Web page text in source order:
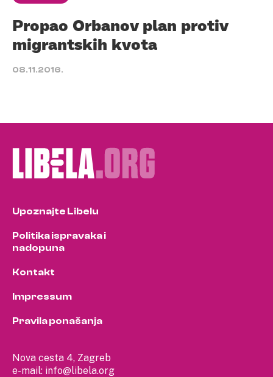
Propao Orbanov plan protiv
migrantskih kvota
08.11.2016.
Nova cesta 4, Zagreb
e-mail: info@libela.org
Upoznajte Libelu
Politika ispravaka i
nadopuna
Kontakt
Impressum
Pravila ponašanja